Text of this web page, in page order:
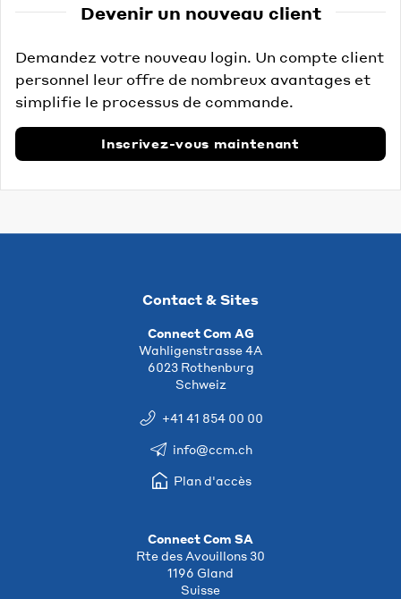
Devenir un nouveau client
Demandez votre nouveau login. Un compte client
personnel leur offre de nombreux avantages et
simplifie le processus de commande.
Inscrivez-vous maintenant
Contact & Sites
Connect Com AG
Wahligenstrasse 4A
6023 Rothenburg
Schweiz
+41 41 854 00 00
info@ccm.ch
Plan d'accès
Connect Com SA
Rte des Avouillons 30
1196 Gland
Suisse